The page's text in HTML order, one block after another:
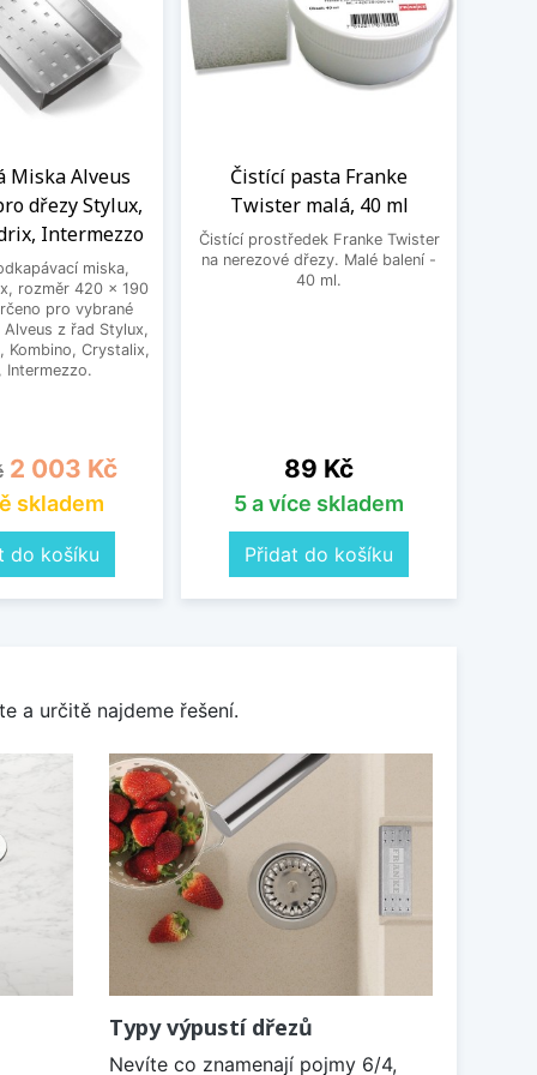
Miska Alveus
dřezy Stylux,
Intermezzo
miska,
rozměr 420 x 190
pro vybrané
z řad Stylux,
Kombino, Crystalix,
Intermezzo.
Cena
2 003 Kč
skladem
do košíku
Čistící pasta Franke
Twister malá, 40 ml
Čistící prostředek Franke Twister
na nerezové dřezy. Malé balení -
40 ml.
Cena
89 Kč
5 a více skladem
Přidat do košíku
a určitě najdeme řešení.
Typy výpustí dřezů
Nevíte co znamenají pojmy 6/4,